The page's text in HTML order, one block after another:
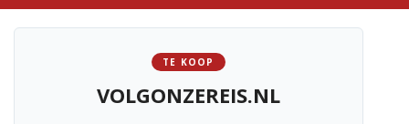
a
t
TE KOOP
VOLGONZEREIS.NL